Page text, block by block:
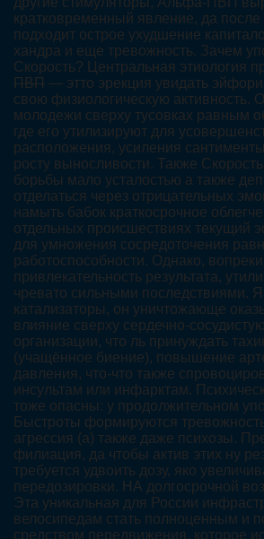
кратковременный явление, да после
подходит острое ухудшение
хандра и еще тревожность. Зачем
Скорость? Центральная этиология
ПВП — этто эрекция увидать
свою физиологическую активность.
молодежи сверху тусовках равным
где его утилизируют для
расположения, усиления
росту выносливости. Также
борьбы мало усталостью а также
отделаться через отрицательных
намыть бабок краткосрочное
отдельных происшествиях текущий
для умножения сосредоточения
работоспособности. Однако,
привлекательность результата,
чревато сильными последствиями.
катализаторы, он уничтожающе
влияние сверху сердечно-
организации, что ль принуждать
(учащённое биение), повышение
давления, что-что также
инсультам или инфарктам.
тоже опасны: у продолжительном
Быстроты формируются
агрессия (а) также даже психозы.
филиация, да чтобы актив этих ну
требуется удвоить дозу, яко
передозировки. НА долгосрочной
Эта уникальная для России
велосипедам стать полноценным и
средством передвижения, которое